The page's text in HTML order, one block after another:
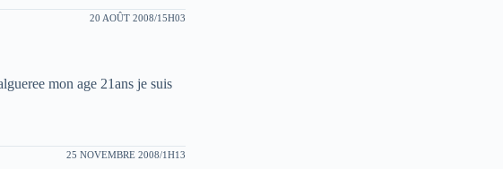
20 AOÛT 2008/15H03
mon age 21ans je suis
25 NOVEMBRE 2008/1H13